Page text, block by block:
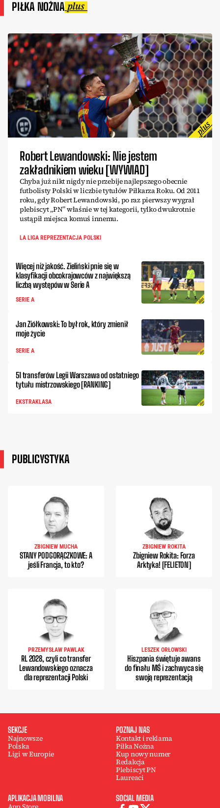
PIŁKA NOŻNA
Robert Lewandowski: Nie jestem
zakładnikiem wieku [WYWIAD]
Chyba już nikt nigdy nie przebije najlepszego obecnie
futbolisty Polski w liczbie tytułów Piłkarza Roku. Od 2011
roku, gdy Robert Lewandowski, po raz pierwszy wygrał
plebiscyt „PN” właśnie w tej kategorii, tylko dwukrotnie
ustąpił miejsca komuś innemu.
LA LIGA REPREZENTACJA POLSKI
Więcej niż jakość. Zieliński pnie się w
klasyfikacji obcokrajowców z największą
liczbą występów w Serie A
SERIE A
Jan Ziółkowski: To był rok, który zmienił
moje życie
SERIE A
51 transferów Legii Warszawa od ostatniego
tytułu mistrzowskiego [RANKING]
EKSTRAKLASA
PUBLICYSTYKA
ZBIGNIEW MUCHA
STANY PODGORĄCZKOWE: A
jeśli Francja, to kto?
ZBIGNIEW ROKITA
Zbigniew Rokita: Forza
Arktyka! [FELIETON]
PRZEMYSŁAW PAWLAK
RL 2028, czyli co transfer
Lewandowskiego oznacza
dla reprezentacji Polski
LESZEK ORŁOWSKI
Hiszpania świętuje awans
do finału MŚ i zachwyca się
swoją reprezentacją
SEKCJE
Najnowsze
Polska
Ligi w Europie
POZNAJ NAS
Kontakt i reklama
Piłka Nożna
Kup nowy numer
Redakcja
Plebiscyt PN
Laureaci
APLIKACJA MOBILNA SOCIAL MEDIA